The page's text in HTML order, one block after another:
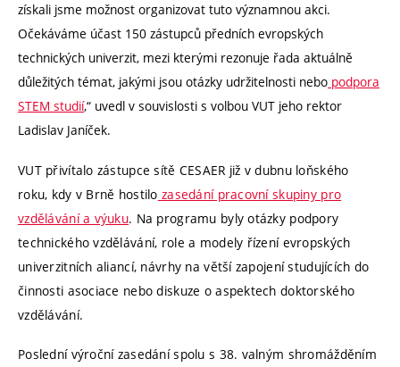
získali jsme možnost organizovat tuto významnou akci.
Očekáváme účast 150 zástupců předních evropských
technických univerzit, mezi kterými rezonuje řada aktuálně
důležitých témat, jakými jsou otázky udržitelnosti nebo podpora
STEM studií,“ uvedl v souvislosti s volbou VUT jeho rektor
Ladislav Janíček.
VUT přivítalo zástupce sítě CESAER již v dubnu loňského
roku, kdy v Brně hostilo zasedání pracovní skupiny pro
vzdělávání a výuku. Na programu byly otázky podpory
technického vzdělávání, role a modely řízení evropských
univerzitních aliancí, návrhy na větší zapojení studujících do
činnosti asociace nebo diskuze o aspektech doktorského
vzdělávání.
Poslední výroční zasedání spolu s 38. valným shromážděním